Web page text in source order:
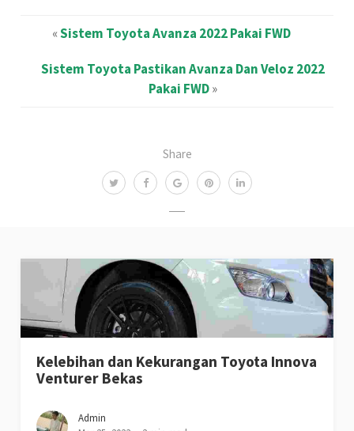
Share
«Sistem Toyota Avanza 2022 Pakai FWD
Sistem Toyota Pastikan Avanza Dan Veloz 2022
Pakai FWD»
Kelebihan dan Kekurangan Toyota Innova
Venturer Bekas
Admin